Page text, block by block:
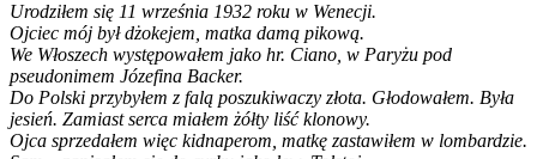
Urodziłem się 11 września 1932 roku w Wenecji.
Ojciec mój był dżokejem, matka damą pikową.
We Włoszech występowałem jako hr. Ciano, w Paryżu pod
pseudonimem Józefina Backer.
Do Polski przybyłem z falą poszukiwaczy złota. Głodowałem. Była
jesień. Zamiast serca miałem żółty liść klonowy.
Ojca sprzedałem więc kidnaperom, matkę zastawiłem w lombardzie.